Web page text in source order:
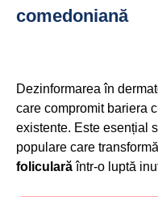
comedoniană
Dezinformarea în
care compromit bariera
existente. Este esențial
populare care
folicularăîntr-o luptă